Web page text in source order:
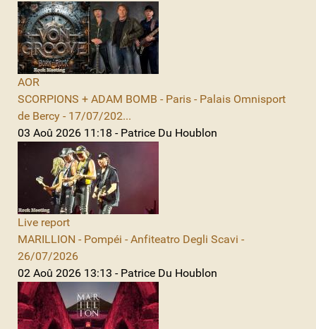
AOR
SCORPIONS + ADAM BOMB - Paris - Palais Omnisport
de Bercy - 17/07/202...
03 Aoû 2026 11:18 - Patrice Du Houblon
Live report
MARILLION - Pompéi - Anfiteatro Degli Scavi -
26/07/2026
02 Aoû 2026 13:13 - Patrice Du Houblon